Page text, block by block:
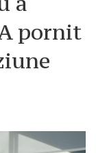
pornit